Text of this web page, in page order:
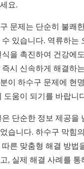
요.
문제는 단순히 불쾌
수 있습니다. 역류하는
식을 촉진하여 건강에
즉시 신속하게 해결하
이 하수구 문제에 현
도움이 되기를 바랍니
은 단순한 정보 제공을
습니다. 하수구 막힘
따른 맞춤형 해결 방법
, 실제 해결 사례를